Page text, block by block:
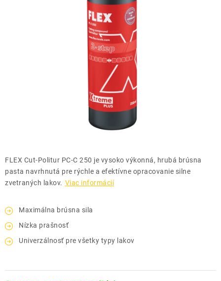
ČISTENIE A ÚDRŽBA LODÍ
FLEX Cut-Politur PC-C 250 je vysoko výkonná, hrubá brúsna
pasta navrhnutá pre rýchle a efektívne opracovanie silne
zvetraných lakov. Viac informácií
Maximálna brúsna sila
Nízka prašnosť
Univerzálnosť pre všetky typy lakov